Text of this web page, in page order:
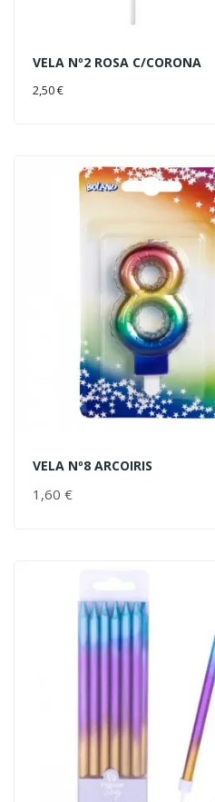
VELA Nº2 ROSA C/CORONA
2,50 €
VELA Nº8 ARCOIRIS
1,60 €AÑADIR AL CARRITO